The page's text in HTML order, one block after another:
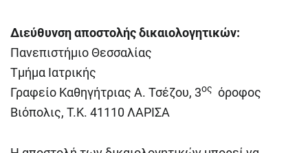
Διεύθυνση αποστολής δικαιολογητικών:
Πανεπιστήμιο Θεσσαλίας
Τμήμα Ιατρικής
Γραφείο Καθηγήτριας Α. Τσέζου, 3ος όροφος
Βιόπολις, Τ.Κ. 41110 ΛΑΡΙΣΑ